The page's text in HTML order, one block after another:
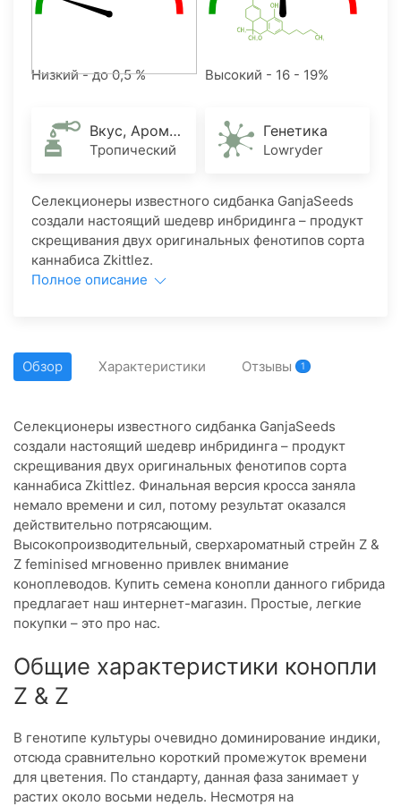
Низкий - до 0,5 % Высокий - 16 - 19%
Вкус, Аромат
Тропический
Генетика
Lowryder
Селекционеры известного сидбанка GanjaSeeds
создали настоящий шедевр инбридинга – продукт
скрещивания двух оригинальных фенотипов сорта
каннабиса Zkittlez.
Полное описание
Обзор Характеристики Отзывы 1
Селекционеры известного сидбанка GanjaSeeds
создали настоящий шедевр инбридинга – продукт
скрещивания двух оригинальных фенотипов сорта
каннабиса Zkittlez. Финальная версия кросса заняла
немало времени и сил, потому результат оказался
действительно потрясающим.
Высокопроизводительный, сверхароматный стрейн Z &
Z feminised мгновенно привлек внимание
коноплеводов. Купить семена конопли данного гибрида
предлагает наш интернет-магазин. Простые, легкие
покупки – это про нас.
Общие характеристики конопли
Z & Z
В генотипе культуры очевидно доминирование индики,
отсюда сравнительно короткий промежуток времени
для цветения. По стандарту, данная фаза занимает у
растих около восьми недель. Несмотря на